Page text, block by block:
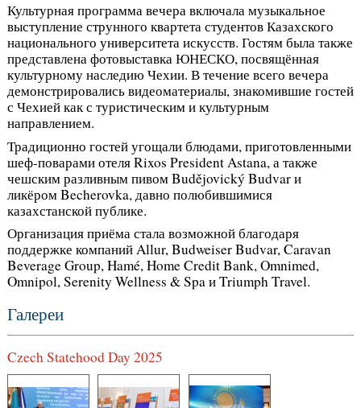
Культурная программа вечера включала музыкальное
выступление струнного квартета студентов Казахского
национального университета искусств. Гостям была также
представлена фотовыставка ЮНЕСКО, посвящённая
культурному наследию Чехии. В течение всего вечера
демонстрировались видеоматериалы, знакомившие гостей
с Чехией как с туристическим и культурным
направлением.
Традиционно гостей угощали блюдами, приготовленными
шеф-поварами отеля Rixos President Astana, а также
чешским разливным пивом Budějovický Budvar и
ликёром Becherovka, давно полюбившимися
казахстанской публике.
Организация приёма стала возможной благодаря
поддержке компаний Allur, Budweiser Budvar, Caravan
Beverage Group, Hamé, Home Credit Bank, Omnimed,
Omnipol, Serenity Wellness & Spa и Triumph Travel.
Галереи
Czech Statehood Day 2025